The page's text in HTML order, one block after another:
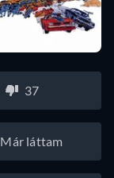
37
Már láttam